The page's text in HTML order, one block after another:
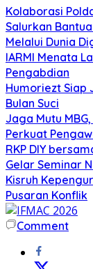
Kolaborasi
Salurkan
Melalui Dunia
IARMI Menata
Pengabdian
Humoriezt Siap
Bulan Suci
Jaga Mutu
Perkuat
RKP DIY
Gelar Seminar
Kisruh
Pusaran Konflik
Comment